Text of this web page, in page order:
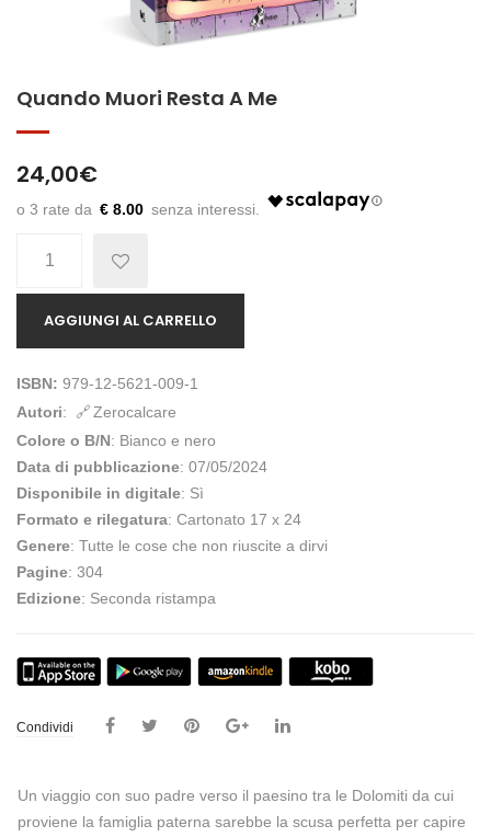
Quando Muori Resta A Me
24,00€
€ 8.00
AGGIUNGI AL CARRELLO
ISBN: 979-12-5621-009-1
Autori:
Zerocalcare
Colore o B/N: Bianco e nero
Data di pubblicazione: 07/05/2024
Disponibile in digitale: Sì
Formato e rilegatura: Cartonato 17 x 24
Genere: Tutte le cose che non riuscite a dirvi
Pagine: 304
Edizione: Seconda ristampa
Condividi
Un viaggio con suo padre verso il paesino tra le Dolomiti da cui
proviene la famiglia paterna sarebbe la scusa perfetta per capire